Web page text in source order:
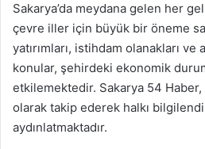
Sakarya’da meydana gelen her
çevre iller için büyük bir öneme
yatırımları, istihdam olanakları
konular, şehirdeki ekonomik
etkilemektedir. Sakarya 54
olarak takip ederek halkı
aydınlatmaktadır.